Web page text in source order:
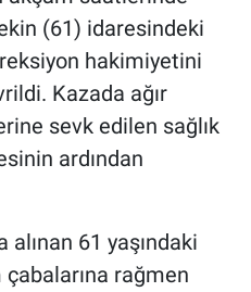
(61) idaresindeki
hakimiyetini
Kazada ağır
sevk edilen sağlık
ardından
61 yaşındaki
rağmen